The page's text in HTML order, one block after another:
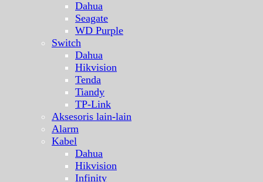
Dahua
Seagate
WD Purple
Switch
Dahua
Hikvision
Tenda
Tiandy
TP-Link
Aksesoris lain-lain
Alarm
Kabel
Dahua
Hikvision
Infinity